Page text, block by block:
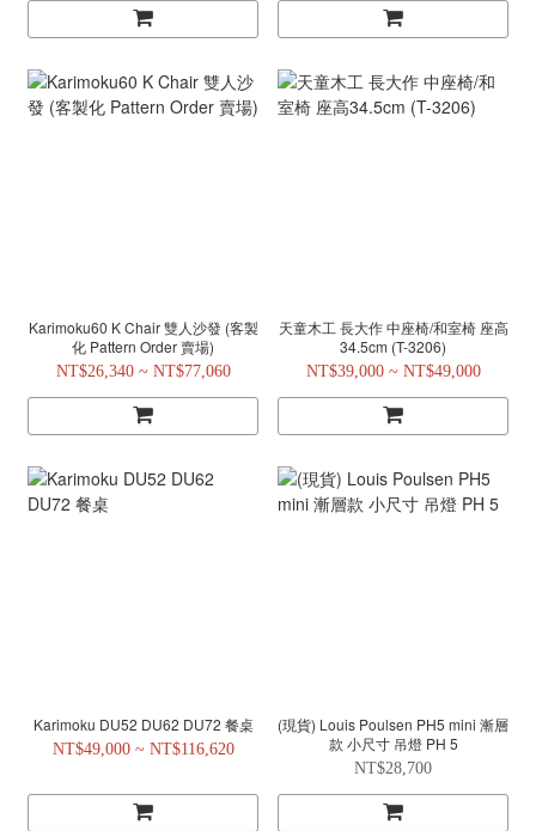
Karimoku60 K Chair 雙人沙發 (客製
化 Pattern Order 賣場)
NT$26,340 ~ NT$77,060
天童木工 長大作 中座椅/和室椅 座高
34.5cm (T-3206)
NT$39,000 ~ NT$49,000
Karimoku DU52 DU62 DU72 餐桌
NT$49,000 ~ NT$116,620
(現貨) Louis Poulsen PH5 mini 漸層
款 小尺寸 吊燈 PH 5
NT$28,700